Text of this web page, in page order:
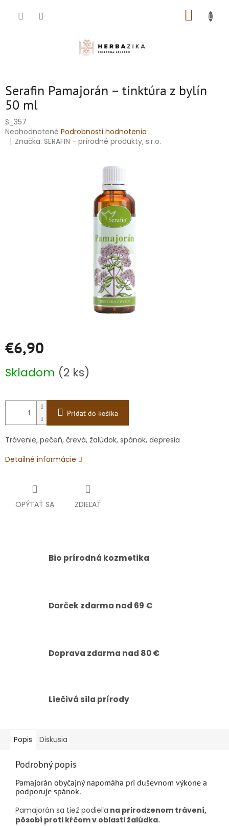
Serafin Pamajorán – tinktúra z bylín
50 ml
S_357
Priemerné
hodnotenie
Neohodnotené Podrobnosti hodnotenia
Značka:SERAFIN - prírodné produkty, s.r.o.
€6,90
cena:
Skladom (2 ks)
Pridať do košíka
Trávenie, pečeň, črevá, žalúdok, spánok, depresia
Detailné informácie
OPÝTAŤ SA ZDIEĽAŤ
Bio prírodná kozmetika
Darček zdarma nad 69 €
Doprava zdarma nad 80 €
Liečivá sila prírody
Popis Diskusia
Podrobný popis
Pamajorán obyčajný napomáha pri duševnom výkone a
podporuje spánok.
Pamajorán sa tiež podieľa na prirodzenom trávení,
pôsobí proti kŕčom v oblasti žalúdka.